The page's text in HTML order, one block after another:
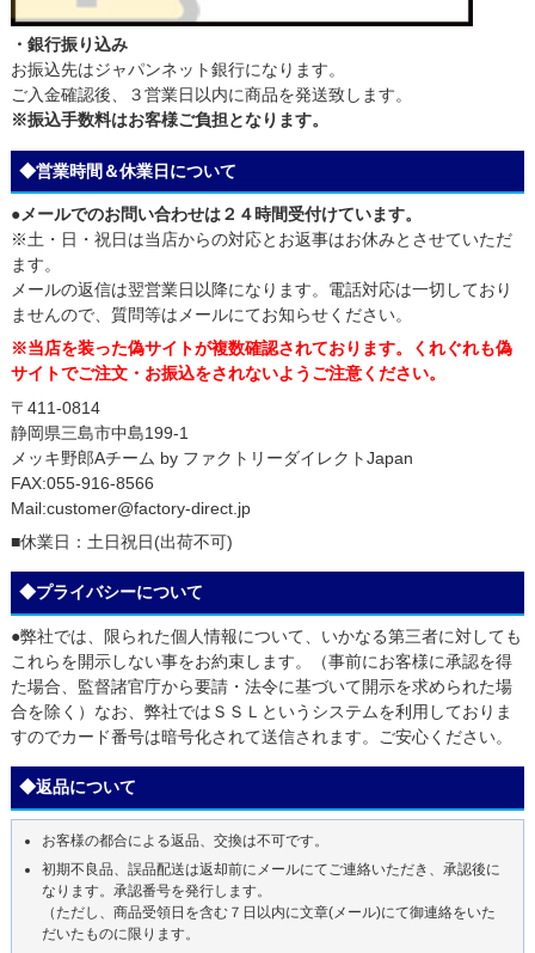
・銀行振り込み
お振込先はジャパンネット銀行になります。
ご入金確認後、３営業日以内に商品を発送致します。
※振込手数料はお客様ご負担となります。
◆営業時間＆休業日について
●メールでのお問い合わせは２４時間受付けています。
※土・日・祝日は当店からの対応とお返事はお休みとさせていただ
ます。
メールの返信は翌営業日以降になります。電話対応は一切しており
ませんので、質問等はメールにてお知らせください。
※当店を装った偽サイトが複数確認されております。くれぐれも偽
サイトでご注文・お振込をされないようご注意ください。
〒411-0814
静岡県三島市中島199-1
メッキ野郎Aチーム by ファクトリーダイレクトJapan
FAX:055-916-8566
Mail:customer@factory-direct.jp
■休業日：土日祝日(出荷不可)
◆プライバシーについて
●弊社では、限られた個人情報について、いかなる第三者に対しても
これらを開示しない事をお約束します。（事前にお客様に承認を得
た場合、監督諸官庁から要請・法令に基づいて開示を求められた場
合を除く）なお、弊社ではＳＳＬというシステムを利用しておりま
すのでカード番号は暗号化されて送信されます。ご安心ください。
◆返品について
お客様の都合による返品、交換は不可です。
初期不良品、誤品配送は返却前にメールにてご連絡いただき、承認後に
なります。承認番号を発行します。
（ただし、商品受領日を含む７日以内に文章(メール)にて御連絡をいた
だいたものに限ります。